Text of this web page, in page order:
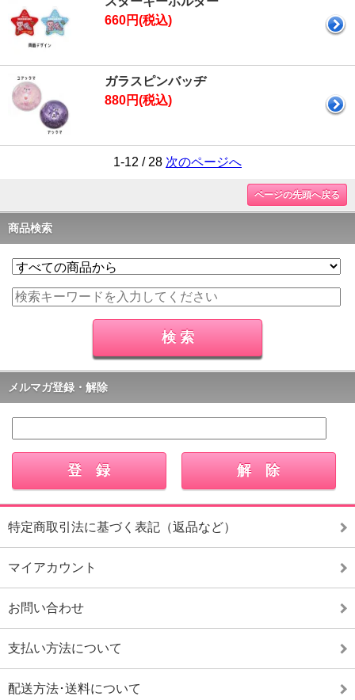
660円(税込)
ガラスピンバッヂ
880円(税込)
1-12 / 28 次のページへ
ページの先頭へ戻る
商品検索
メルマガ登録・解除
特定商取引法に基づく表記（返品など）
マイアカウント
お問い合わせ
支払い方法について
配送方法･送料について